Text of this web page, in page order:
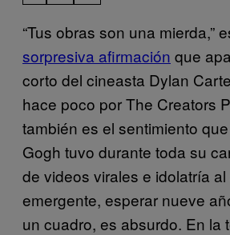
“Tus obras son una mierda,”
sorpresiva afirmación que
corto del cineasta Dylan
hace poco por The Creators
también es el sentimiento
Gogh tuvo durante toda su
de videos virales e idolatría al
emergente, esperar nueve
un cuadro, es absurdo. En la